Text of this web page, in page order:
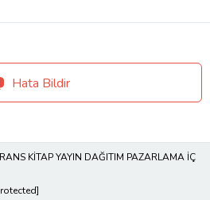
Hata Bildir
KİTAP YAYIN DAĞITIM PAZARLAMA İÇ